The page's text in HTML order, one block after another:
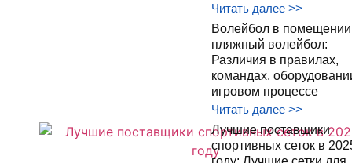
Читать далее >>
Волейбол в
пляжный волейбол:
Различия в правилах,
командах,
игровом процессе
Читать далее >>
Лучшие поставщики
спортивных сеток в